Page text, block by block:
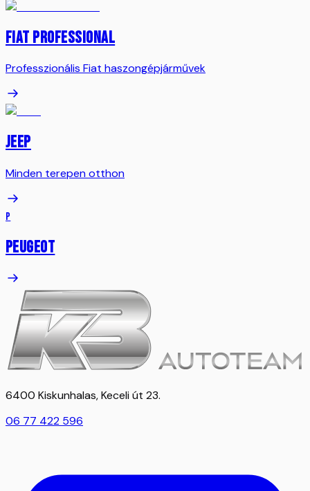
Fiat Professional
Professzionális Fiat haszongépjárművek
JEEP
Minden terepen otthon
P
Peugeot
6400 Kiskunhalas, Keceli út 23.
06 77 422 596